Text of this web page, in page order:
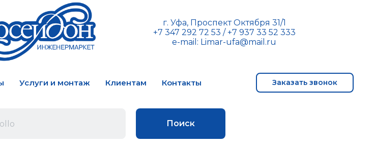
г. Уфа, Проспект Октября 31/1
+7 347 292 72 53 /+7 937 33 52 333
e-mail: Limar-ufa@mail.ru
Услуги и монтаж Клиентам Контакты Заказать звонок
Поиск